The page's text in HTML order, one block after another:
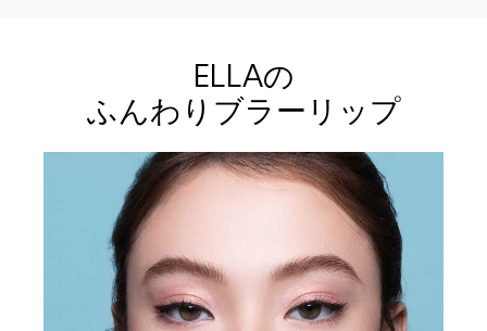
ELLAの
ふんわりブラーリップ